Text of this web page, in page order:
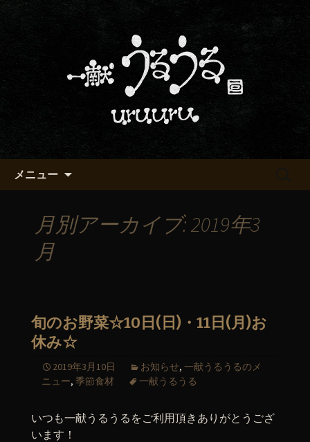
京都・五条でおいしい地酒が飲
める「一献うるうる」のブロ
京都・五条烏丸の町屋居酒屋「一献う
るうる」からのお知らせ
メニュー
月別アーカイブ: 2019年3
月
旬のお野菜☆10日(日)・11日(月)お
休み☆
2019年3月10日 お知らせ, 一献うるうるのメ
ニュー, 季節食材 一献うるうる
いつも一献うるうるをご利用頂きありがとうござ
います！